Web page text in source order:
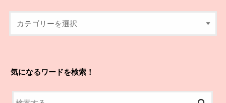
気になるワードを検索！